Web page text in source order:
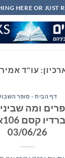
HERE OR JUST
עו"ד
דף הבית - סופר
ומה
03/06/26